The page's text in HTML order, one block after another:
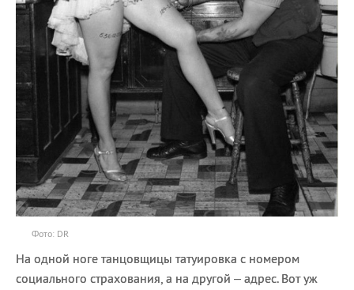
Фото: DR
На одной ноге танцовщицы татуировка с номером
социального страхования, а на другой – адрес. Вот уж